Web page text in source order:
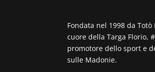
Fondata nel 1998 da Totò
cuore della Targa Florio,
promotore dello sport e
sulle Madonie.